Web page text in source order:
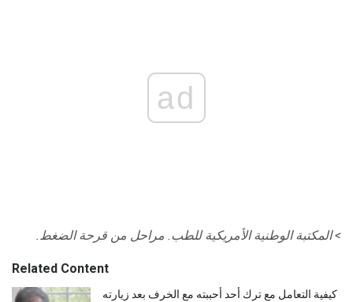
ad
> المكتبة الوطنية الأمريكية للطب. مراحل من قرحة الضغط.
Related Content
كيفية التعامل مع ترك أحد أحببته مع الخرف بعد زيارته